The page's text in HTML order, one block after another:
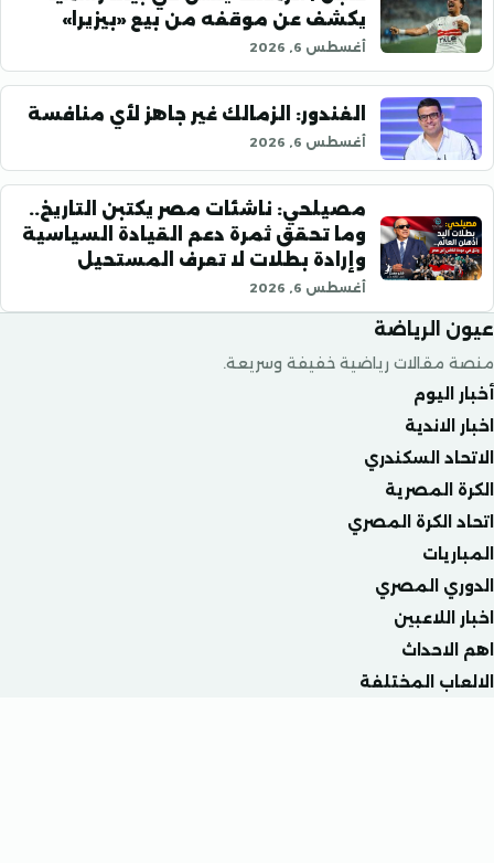
يكشف عن موقفه من بيع «بيزيرا»
أغسطس 6, 2026
الغندور: الزمالك غير جاهز لأي منافسة
أغسطس 6, 2026
مصيلحي: ناشئات مصر يكتبن التاريخ..
وما تحقق ثمرة دعم القيادة السياسية
وإرادة بطلات لا تعرف المستحيل
أغسطس 6, 2026
رياضية خفيفة وسريعة.
السكندري
المصري
المصري
المختلفة